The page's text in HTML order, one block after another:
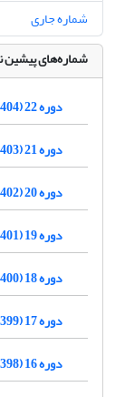
شماره جاری
شماره‌های پیشین
دوره 22 (1404)
دوره 21 (1403)
دوره 20 (1402)
دوره 19 (1401)
دوره 18 (1400)
دوره 17 (1399)
دوره 16 (1398)